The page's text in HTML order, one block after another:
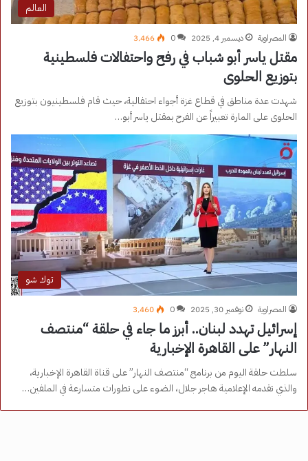
العالم
المصراوية ديسمبر 4, 2025 0 3٬466
مقتل ياسر أبو شباب في رفح واحتفالات فلسطينية
بتوزيع الحلوى
شهدت عدة مناطق في قطاع غزة أجواء احتفالية، حيث قام فلسطينيون بتوزيع
الحلوى على المارة تعبيراً عن الفرح بمقتل ياسر أبو…
توك شو
المصراوية نوفمبر 30, 2025 0 3٬460
إسرائيل تهدد لبنان.. أبرز ما جاء في حلقة “منتصف
النهار” على القاهرة الإخبارية
سلطت حلقة اليوم من برنامج “منتصف النهار” على قناة القاهرة الإخبارية،
والذي تقدمه الإعلامية هاجر جلال، الضوء على تطورات متسارعة في الملفين…